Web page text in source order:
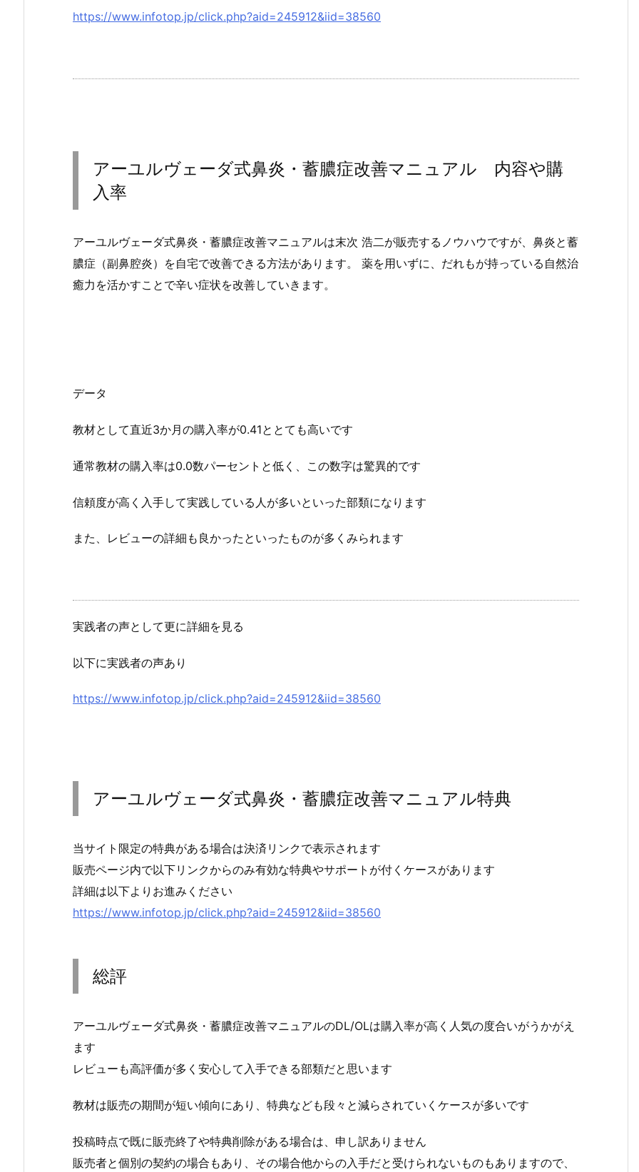
https://www.infotop.jp/click.php?aid=245912&iid=38560
アーユルヴェーダ式鼻炎・蓄膿症改善マニュアル 内容や購
入率
アーユルヴェーダ式鼻炎・蓄膿症改善マニュアルは末次 浩二が販売するノウハウですが、鼻炎と蓄
膿症（副鼻腔炎）を自宅で改善できる方法があります。 薬を用いずに、だれもが持っている自然治
癒力を活かすことで辛い症状を改善していきます。
データ
教材として直近3か月の購入率が0.41ととても高いです
通常教材の購入率は0.0数パーセントと低く、この数字は驚異的です
信頼度が高く入手して実践している人が多いといった部類になります
また、レビューの詳細も良かったといったものが多くみられます
実践者の声として更に詳細を見る
以下に実践者の声あり
https://www.infotop.jp/click.php?aid=245912&iid=38560
アーユルヴェーダ式鼻炎・蓄膿症改善マニュアル特典
当サイト限定の特典がある場合は決済リンクで表示されます
販売ページ内で以下リンクからのみ有効な特典やサポートが付くケースがあります
詳細は以下よりお進みください
https://www.infotop.jp/click.php?aid=245912&iid=38560
総評
アーユルヴェーダ式鼻炎・蓄膿症改善マニュアルのDL/OLは購入率が高く人気の度合いがうかがえ
ます
レビューも高評価が多く安心して入手できる部類だと思います
教材は販売の期間が短い傾向にあり、特典なども段々と減らされていくケースが多いです
投稿時点で既に販売終了や特典削除がある場合は、申し訳ありません
販売者と個別の契約の場合もあり、その場合他からの入手だと受けられないものもありますので、